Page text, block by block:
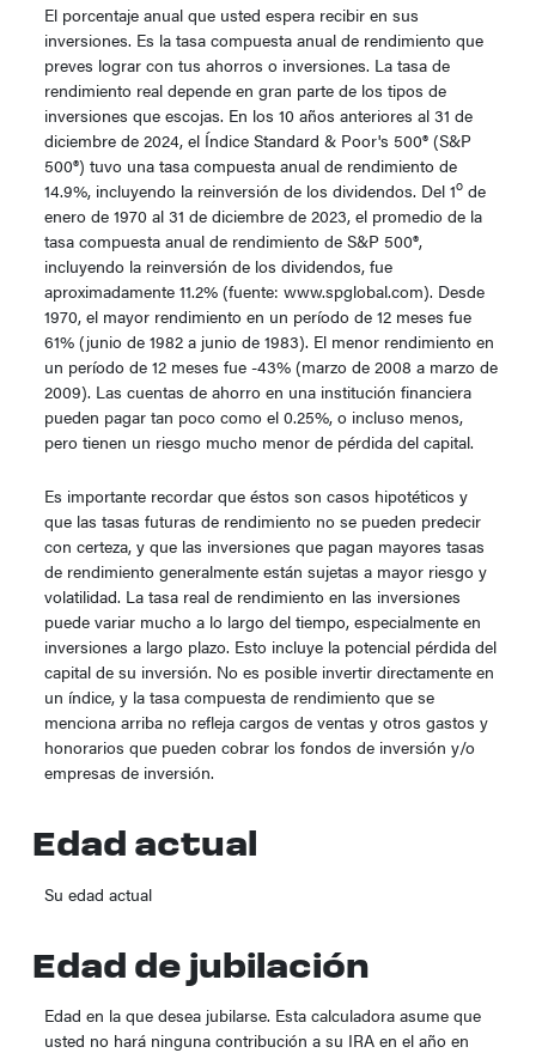
El porcentaje anual que usted espera recibir en sus
inversiones. Es la tasa compuesta anual de rendimiento que
preves lograr con tus ahorros o inversiones. La tasa de
rendimiento real depende en gran parte de los tipos de
inversiones que escojas. En los 10 años anteriores al 31 de
diciembre de 2024, el Índice Standard & Poor's 500® (S&P
500®) tuvo una tasa compuesta anual de rendimiento de
14.9%, incluyendo la reinversión de los dividendos. Del 1o de
enero de 1970 al 31 de diciembre de 2023, el promedio de la
tasa compuesta anual de rendimiento de S&P 500®,
incluyendo la reinversión de los dividendos, fue
aproximadamente 11.2% (fuente: www.spglobal.com). Desde
1970, el mayor rendimiento en un período de 12 meses fue
61% (junio de 1982 a junio de 1983). El menor rendimiento en
un período de 12 meses fue -43% (marzo de 2008 a marzo de
2009). Las cuentas de ahorro en una institución financiera
pueden pagar tan poco como el 0.25%, o incluso menos,
pero tienen un riesgo mucho menor de pérdida del capital.
Es importante recordar que éstos son casos hipotéticos y
que las tasas futuras de rendimiento no se pueden predecir
con certeza, y que las inversiones que pagan mayores tasas
de rendimiento generalmente están sujetas a mayor riesgo y
volatilidad. La tasa real de rendimiento en las inversiones
puede variar mucho a lo largo del tiempo, especialmente en
inversiones a largo plazo. Esto incluye la potencial pérdida del
capital de su inversión. No es posible invertir directamente en
un índice, y la tasa compuesta de rendimiento que se
menciona arriba no refleja cargos de ventas y otros gastos y
honorarios que pueden cobrar los fondos de inversión y/o
empresas de inversión.
Edad actual
Su edad actual
Edad de jubilación
Edad en la que desea jubilarse. Esta calculadora asume que
usted no hará ninguna contribución a su IRA en el año en